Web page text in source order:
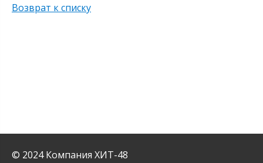
Возврат к списку
© 2024 Компания ХИТ-48